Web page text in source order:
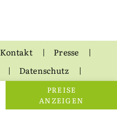
PREISE
ANZEIGEN
Kontakt
Presse
Datenschutz